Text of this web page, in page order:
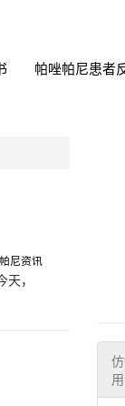
帕唑帕尼患者
尼资讯
，